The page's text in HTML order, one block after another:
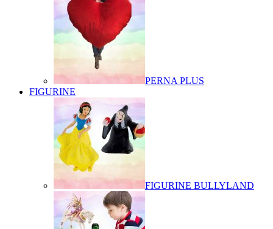
PERNA PLUS
FIGURINE
FIGURINE BULLYLAND